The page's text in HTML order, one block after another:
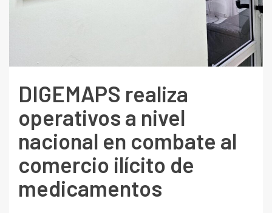
DIGEMAPS realiza
operativos a nivel
nacional en combate al
comercio ilícito de
medicamentos